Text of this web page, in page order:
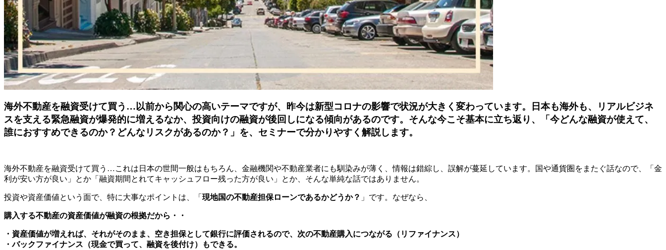
海外不動産を融資受けて買う…以前から関心の高いテーマですが、昨今は新型コロナの影響で状況が大きく変わっています。日本も海外も、リアルビジネ
スを支える緊急融資が爆発的に増えるなか、投資向けの融資が後回しになる傾向があるのです。そんな今こそ基本に立ち返り、「今どんな融資が使えて、
誰におすすめできるのか？どんなリスクがあるのか？」を、セミナーで分かりやすく解説します。
海外不動産を融資受けて買う…これは日本の世間一般はもちろん、金融機関や不動産業者にも馴染みが薄く、情報は錯綜し、誤解が蔓延しています。
国や通貨圏をまたぐ話なので、「金
利が安い方が良い」とか「融資期間とれてキャッシュフロー残った方が良い」とか、そんな単純な話ではありません。
投資や資産価値という面で、特に大事なポイントは、「 現地国の不動産担保ローンであるかどうか？ 」です。なぜなら、
購入する不動産の資産価値が融資の根拠だから・・
・資産価値が増えれば、それがそのまま、空き担保として銀行に評価されるので、次の不動産購入につながる（リファイナンス）
・バックファイナンス（現金で買って、融資を後付け）もできる。